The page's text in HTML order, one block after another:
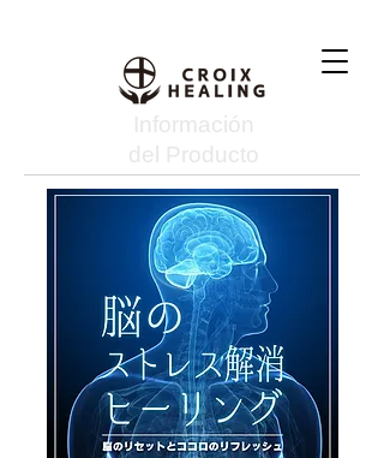
Información
del Producto